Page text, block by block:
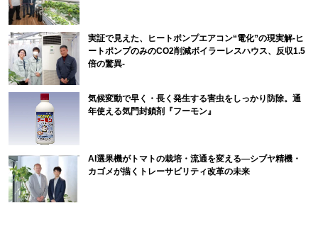
実証で見えた、ヒートポンプエアコン“電化”の現実解-ヒ
ートポンプのみのCO2削減ボイラーレスハウス、反収1.5
倍の驚異-
気候変動で早く・長く発生する害虫をしっかり防除。通
年使える気門封鎖剤『フーモン』
AI選果機がトマトの栽培・流通を変える―シブヤ精機・
カゴメが描くトレーサビリティ改革の未来